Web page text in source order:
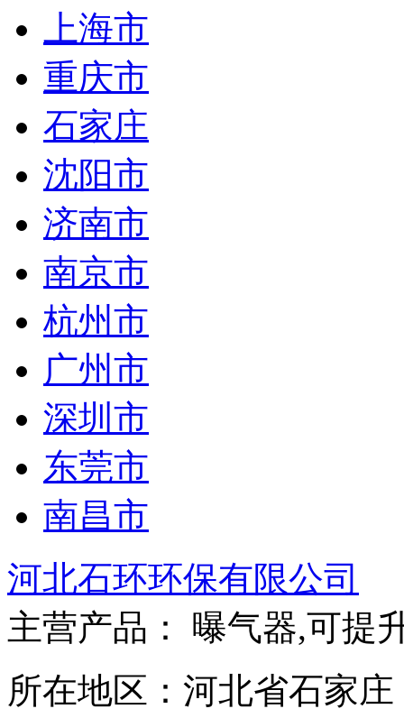
上海市
重庆市
石家庄
沈阳市
济南市
南京市
杭州市
广州市
深圳市
东莞市
南昌市
河北石环环保有限公司
主营产品： 曝气器,可提
所在地区：河北省石家庄